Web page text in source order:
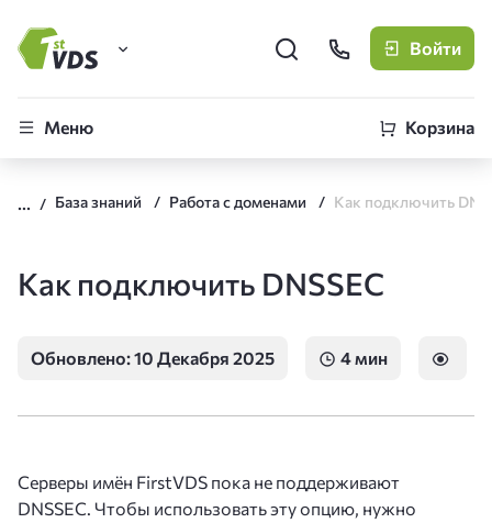
FirstVDS (вы здесь)
CLO
Войти
Меню Корзина
База знаний Работа с доменами Как подключить
Как подключить DNSSEC
Обновлено: 10 Декабря 2025 4 мин
Серверы имён FirstVDS пока не поддерживают
DNSSEC. Чтобы использовать эту опцию, нужно